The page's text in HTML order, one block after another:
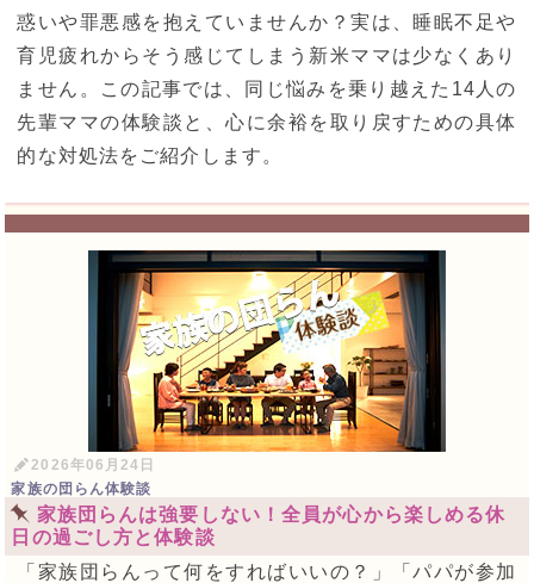
惑いや罪悪感を抱えていませんか？実は、睡眠不足や
育児疲れからそう感じてしまう新米ママは少なくあり
ません。この記事では、同じ悩みを乗り越えた14人の
先輩ママの体験談と、心に余裕を取り戻すための具体
的な対処法をご紹介します。
2026年06月24日
家族の団らん体験談
家族団らんは強要しない！全員が心から楽しめる休
日の過ごし方と体験談
「家族団らんって何をすればいいの？」「パパが参加